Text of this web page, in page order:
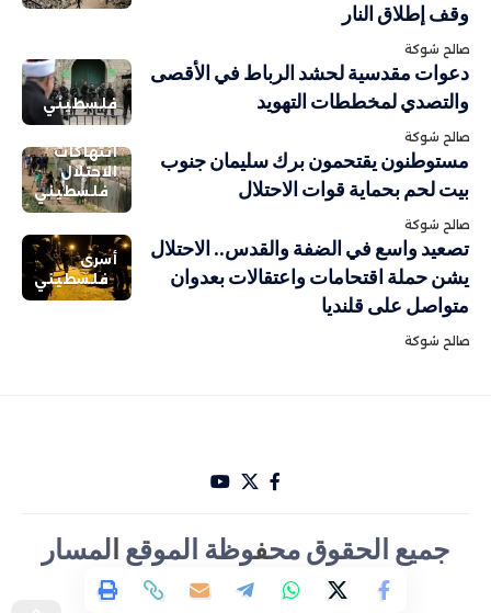
وقف إطلاق النار
صالح شوكة
فلسطيني
دعوات مقدسية لحشد الرباط في الأقصى
والتصدي لمخططات التهويد
صالح شوكة
انتهاكات
الاحتلال
فلسطيني
مستوطنون يقتحمون برك سليمان جنوب
بيت لحم بحماية قوات الاحتلال
صالح شوكة
أسرى
فلسطيني
تصعيد واسع في الضفة والقدس.. الاحتلال
يشن حملة اقتحامات واعتقالات بعدوان
متواصل على قلنديا
صالح شوكة
جميع الحقوق محفوظة الموقع المسار
الأخباري تصميم Hakam